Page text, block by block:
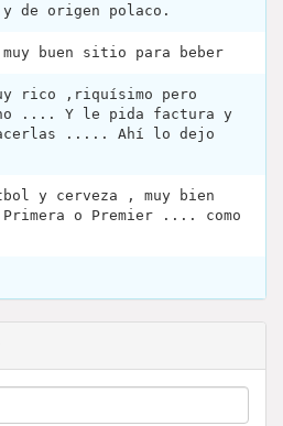
y de origen polaco.
buen sitio para beber
rico ,riquísimo pero
.... Y le pida factura y
..... Ahí lo dejo
y cerveza , muy bien
o Premier .... como